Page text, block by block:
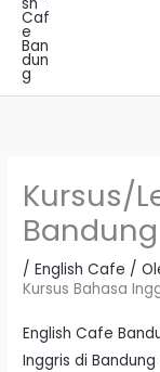
Kursus/
/English Cafe /
Kursus Bahasa
English Cafe
Inggris di Bandung